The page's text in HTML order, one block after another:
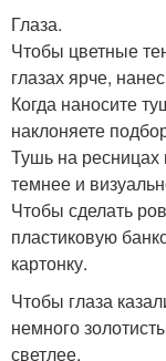
Глаза.
Чтобы цветные
глазах ярче,
Когда наносите
наклоняете
Тушь на ресницах
темнее и
Чтобы сделать
пластиковую
картонку.
Чтобы глаза
немного
светлее.